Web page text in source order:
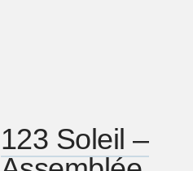
123 Soleil –